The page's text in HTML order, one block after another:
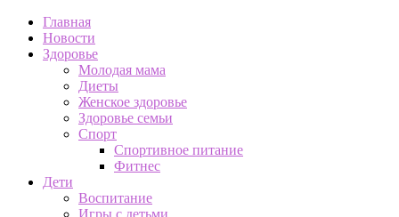
Главная
Новости
Здоровье
Молодая мама
Диеты
Женское здоровье
Здоровье семьи
Спорт
Спортивное питание
Фитнес
Дети
Воспитание
Игры с детьми